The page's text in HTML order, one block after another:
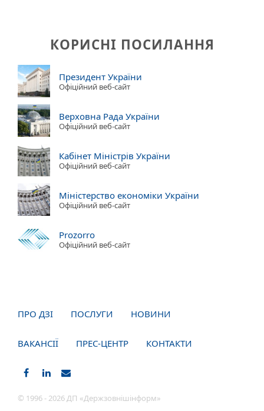
КОРИСНІ ПОСИЛАННЯ
Президент України
Офіційний веб-сайт
Верховна Рада України
Офіційний веб-сайт
Кабінет Міністрів України
Офіційний веб-сайт
Міністерство економіки України
Офіційний веб-сайт
Prozorro
Офіційний веб-сайт
ПРО ДЗІ ПОСЛУГИ НОВИНИ
ВАКАНСІЇ ПРЕС-ЦЕНТР КОНТАКТИ
© 1996 - 2026 ДП «Держзовнішінформ»